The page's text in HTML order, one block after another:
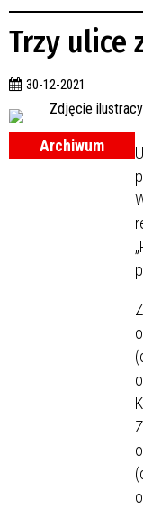
Trzy ulice
30-12-2021
Archiwum